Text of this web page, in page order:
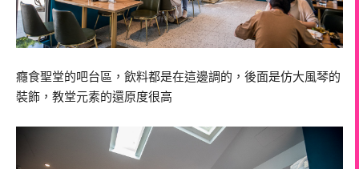
癮食聖堂的吧台區，飲料都是在這邊調的，後面是仿大風琴的
裝飾，教堂元素的還原度很高